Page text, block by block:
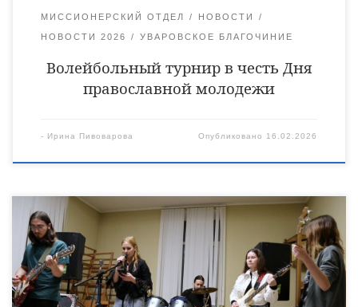
МИССИОНЕРСКИЙ ОТДЕЛ НОВОСТИ
НОВОСТИ 2026 УВАРОВСКОЕ БЛАГОЧИНИЕ
Волейбольный турнир в честь Дня
православной молодежи
- Ирина Пивоварова Опубликовано 16.02.2026
14 февраля, накануне празднования великого праздника
Сретения Господня и Дня православной молодежи в
Уваровском антикафе отметили юбилей. Пять лет назад в
духовно-просветительском центре «Преображение» города
Уварово по благословению епископа Уваровского и